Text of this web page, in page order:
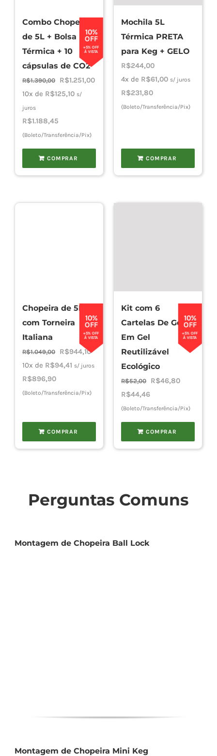
10%
OFF
+5% OFF
À VISTA
Combo Chopeira
de 5L + Bolsa
Térmica + 10
cápsulas de CO2
R$1.390,00
O
preço
R$1.390,00.
R$1.251,00O
10x de R$125,10 s/
juros
R$1.188,45
(Boleto/Transferência/Pix)
COMPRAR
Mochila 5L
Térmica PRETA
para Keg + GELO
R$244,00
4x de R$61,00 s/ juros
R$231,80
(Boleto/Transferência/Pix)
COMPRAR
10%
OFF
+5% OFF
À VISTA
Chopeira de 5L
com Torneira
Italiana
R$1.049,00
O
preço
era:
R$944,10O
preço
é:
10x de R$94,41 s/ juros
R$896,90
(Boleto/Transferência/Pix)
COMPRAR
10%
OFF
+5% OFF
À VISTA
Kit com 6
Cartelas De Gelo
Em Gel
Reutilizável
Ecológico
R$52,00
O
original
era:
R$52,00.
R$46,80O
atual
é:
R$44,46
(Boleto/Transferência/Pix)
COMPRAR
Perguntas Comuns
Montagem de Chopeira Ball Lock
Montagem de Chopeira Mini Keg